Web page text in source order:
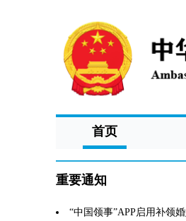
首页
重要通知
“中国领事”APP启用补领